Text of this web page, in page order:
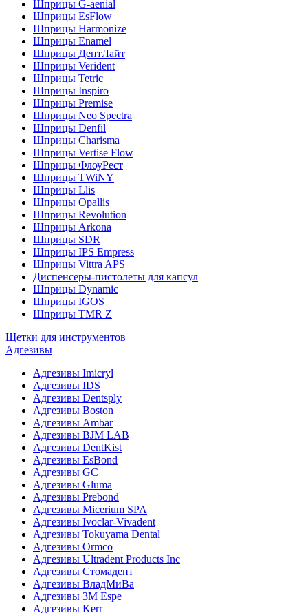
Шприцы G-aenial
Шприцы EsFlow
Шприцы Harmonize
Шприцы Enamel
Шприцы ДентЛайт
Шприцы Verident
Шприцы Tetric
Шприцы Inspiro
Шприцы Premise
Шприцы Neo Spectra
Шприцы Denfil
Шприцы Charisma
Шприцы Vertise Flow
Шприцы ФлоуРест
Шприцы TWiNY
Шприцы Llis
Шприцы Opallis
Шприцы Revolution
Шприцы Arkona
Шприцы SDR
Шприцы IPS Empress
Шприцы Vittra APS
Диспенсеры-пистолеты для капсул
Шприцы Dynamic
Шприцы IGOS
Шприцы TMR Z
Щетки для инструментов
Адгезивы
Адгезивы Imicryl
Адгезивы IDS
Адгезивы Dentsply
Адгезивы Boston
Адгезивы Ambar
Адгезивы BJM LAB
Адгезивы DentKist
Адгезивы EsBond
Адгезивы GC
Адгезивы Gluma
Адгезивы Prebond
Адгезивы Micerium SPA
Адгезивы Ivoclar-Vivadent
Адгезивы Tokuyama Dental
Адгезивы Ormco
Адгезивы Ultradent Products Inc
Адгезивы Стомадент
Адгезивы ВладМиВа
Адгезивы 3M Espe
Адгезивы Kerr